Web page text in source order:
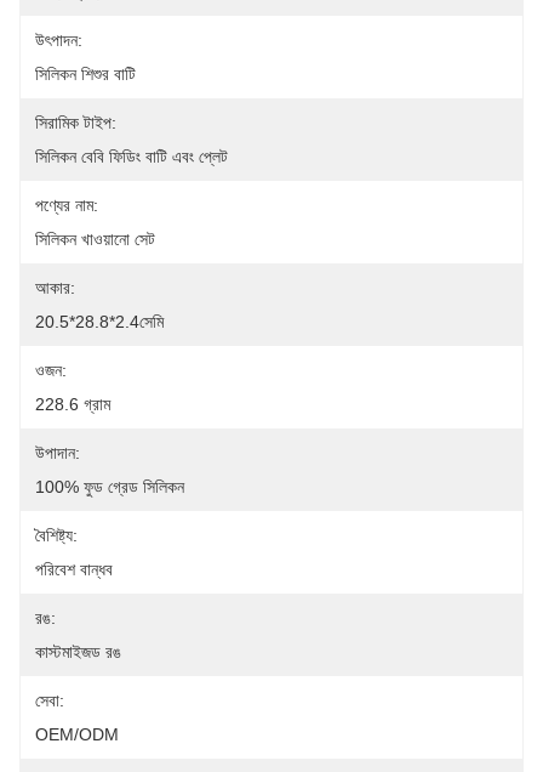
উৎপাদন:
সিলিকন শিশুর বাটি
সিরামিক টাইপ:
সিলিকন বেবি ফিডিং বাটি এবং প্লেট
পণ্যের নাম:
সিলিকন খাওয়ানো সেট
আকার:
20.5*28.8*2.4সেমি
ওজন:
228.6 গ্রাম
উপাদান:
100% ফুড গ্রেড সিলিকন
বৈশিষ্ট্য:
পরিবেশ বান্ধব
রঙ:
কাস্টমাইজড রঙ
সেবা:
OEM/ODM